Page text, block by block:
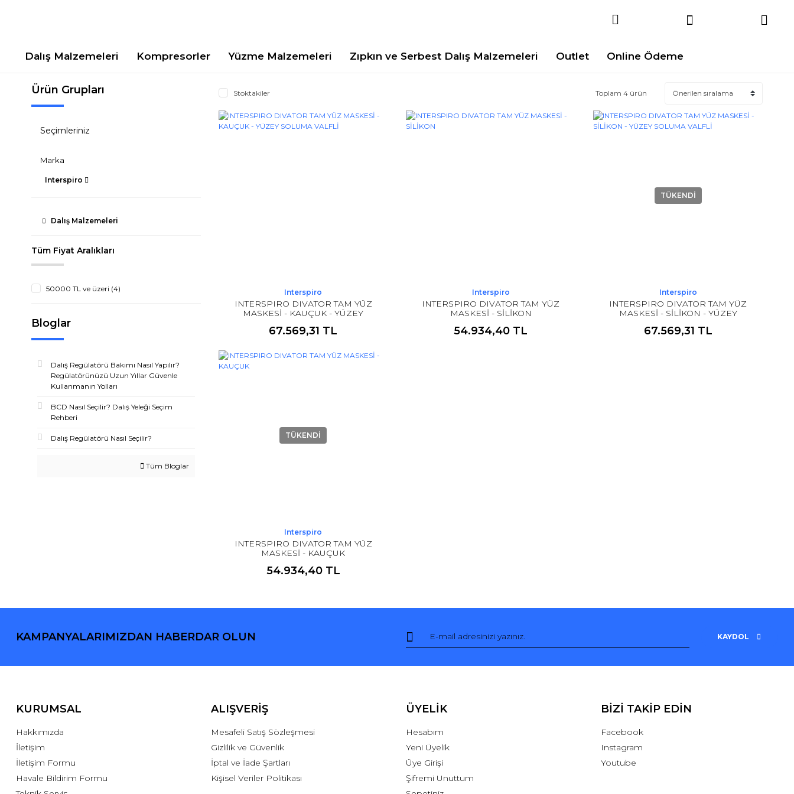
Dalış Malzemeleri Kompresorler Yüzme Malzemeleri Zıpkın ve Serbest Dalış Malzemeleri Outlet Online Ödeme
Ürün Grupları
Seçimleriniz
Marka
Interspiro
Dalış Malzemeleri
Tüm Fiyat Aralıkları
50000 TL ve üzeri (4)
Bloglar
Dalış Regülatörü Bakımı Nasıl Yapılır?
Regülatörünüzü Uzun Yıllar Güvenle
Kullanmanın Yolları
BCD Nasıl Seçilir? Dalış Yeleği Seçim
Rehberi
Dalış Regülatörü Nasıl Seçilir?
Tüm Bloglar
Stoktakiler Toplam 4 ürün
Interspiro
INTERSPIRO DIVATOR TAM YÜZ
MASKESİ - KAUÇUK - YÜZEY
67.569,31 TL
Interspiro
INTERSPIRO DIVATOR TAM YÜZ
MASKESİ - SİLİKON
54.934,40 TL
TÜKENDİ
Interspiro
INTERSPIRO DIVATOR TAM YÜZ
MASKESİ - SİLİKON - YÜZEY
67.569,31 TL
TÜKENDİ
Interspiro
INTERSPIRO DIVATOR TAM YÜZ
MASKESİ - KAUÇUK
54.934,40 TL
KAMPANYALARIMIZDAN HABERDAR OLUN KAYDOL
KURUMSAL
Hakkımızda
İletişim
İletişim Formu
Havale Bildirim Formu
ALIŞVERİŞ
Mesafeli Satış Sözleşmesi
Gizlilik ve Güvenlik
İptal ve İade Şartları
Kişisel Veriler Politikası
ÜYELİK
Hesabım
Yeni Üyelik
Üye Girişi
Şifremi Unuttum
BİZİ TAKİP EDİN
Facebook
Instagram
Youtube